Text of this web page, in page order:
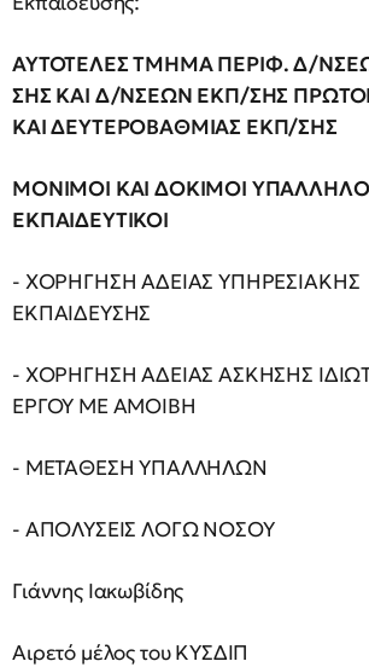
ΑΥΤΟΤΕΛΕΣ ΤΜΗΜΑ ΠΕΡΙΦ. Δ/
ΣΗΣ ΚΑΙ Δ/ΝΣΕΩΝ ΕΚΠ/ΣΗΣ
ΚΑΙ ΔΕΥΤΕΡΟΒΑΘΜΙΑΣ ΕΚΠ/ΣΗΣ
ΜΟΝΙΜΟΙ ΚΑΙ ΔΟΚΙΜΟΙ
ΕΚΠΑΙΔΕΥΤΙΚΟΙ
- ΧΟΡΗΓΗΣΗ ΑΔΕΙΑΣ ΥΠΗΡΕΣΙΑΚΗΣ
ΕΚΠΑΙΔΕΥΣΗΣ
- ΧΟΡΗΓΗΣΗ ΑΔΕΙΑΣ ΑΣΚΗΣΗΣ
ΕΡΓΟΥ ΜΕ ΑΜΟΙΒΗ
- ΜΕΤΑΘΕΣΗ ΥΠΑΛΛΗΛΩΝ
- ΑΠΟΛΥΣΕΙΣ ΛΟΓΩ ΝΟΣΟΥ
Γιάννης Ιακωβίδης
Αιρετό μέλος του ΚΥΣΔΙΠ